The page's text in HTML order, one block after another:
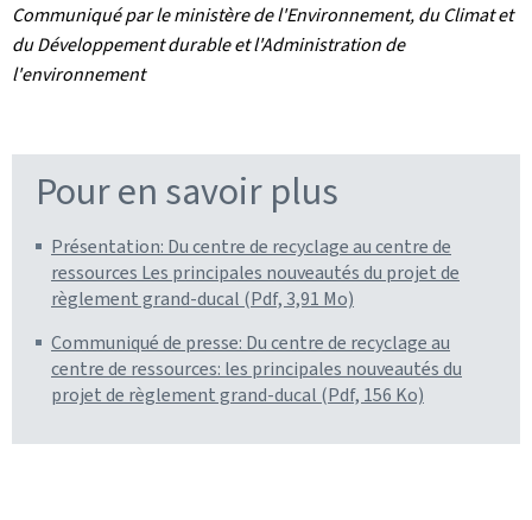
Communiqué par le ministère de l'Environnement, du Climat et
du Développement durable et l'Administration de
l'environnement
Pour en savoir plus
Présentation: Du centre de recyclage au centre de
ressources Les principales nouveautés du projet de
règlement grand-ducal (Pdf, 3,91 Mo)
Communiqué de presse: Du centre de recyclage au
centre de ressources: les principales nouveautés du
projet de règlement grand-ducal (Pdf, 156 Ko)